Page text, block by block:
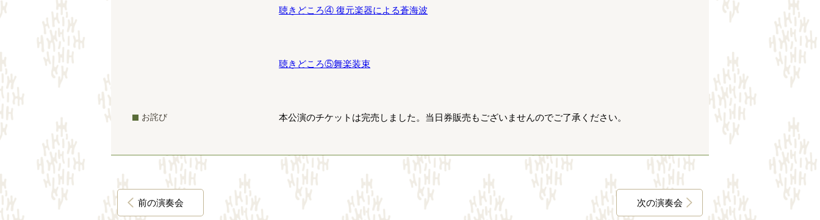
聴きどころ④ 復元楽器による蒼海波
聴きどころ⑤舞楽装束
お詫び 本公演のチケットは完売しました。当日券販売もございませんのでご了承ください。
前の演奏会 次の演奏会